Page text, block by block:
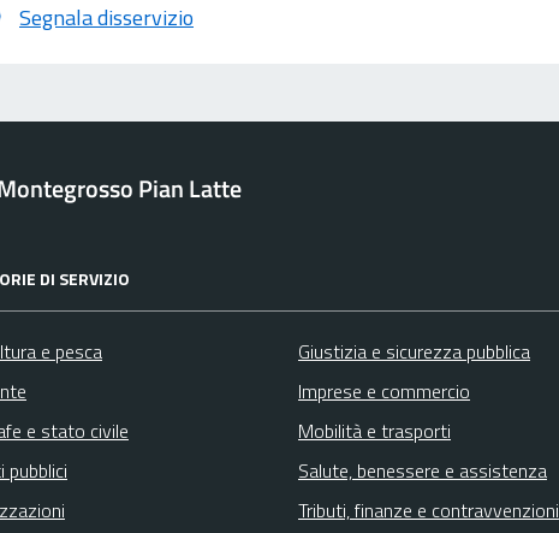
Segnala disservizio
Pian Latte
DI SERVIZIO
e pesca
e stato civile
pubblici
Giustizia e sicurezza pubblica
Imprese e commercio
Mobilità e trasporti
Salute, benessere e assistenza
Tributi, finanze e contravvenzioni